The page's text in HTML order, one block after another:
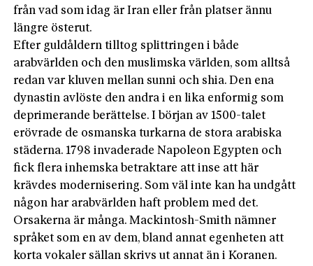
från vad som idag är Iran eller från platser ännu
längre österut.
Efter guldåldern tilltog splittringen i både
arabvärlden och den muslimska världen, som alltså
redan var kluven mellan sunni och shia. Den ena
dynastin avlöste den andra i en lika enformig som
deprimerande berättelse. I början av 1500-talet
erövrade de osmanska turkarna de stora arabiska
städerna. 1798 invaderade Napoleon Egypten och
fick flera inhemska betraktare att inse att här
krävdes modernisering. Som väl inte kan ha undgått
någon har arabvärlden haft problem med det.
Orsakerna är många. Mackintosh-Smith nämner
språket som en av dem, bland annat egenheten att
korta vokaler sällan skrivs ut annat än i Koranen.